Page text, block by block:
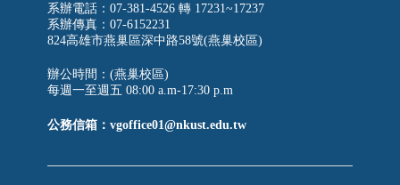
系辦電話：07-381-4526 轉 17231~17237
系辦傳真：07-6152231
824高雄市燕巢區深中路58號(燕巢校區)
辦公時間：(燕巢校區)
每週一至週五 08:00 a.m-17:30 p.m
公務信箱：vgoffice01@nkust.edu.tw